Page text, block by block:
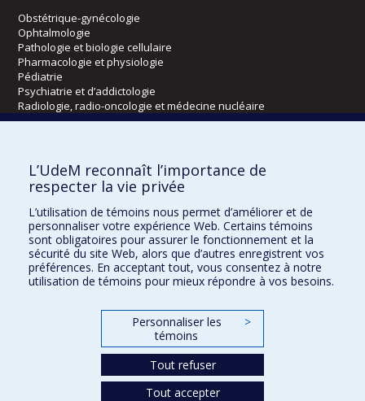
Obstétrique-gynécologie
Ophtalmologie
Pathologie et biologie cellulaire
Pharmacologie et physiologie
Pédiatrie
Psychiatrie et d’addictologie
Radiologie, radio-oncologie et médecine nucléaire
Écoles
Kinésiologie et des sciences de l’activité physique
Orthophonie et audiologie
Réadaptation
Directions
DPC
CPASS
L’UdeM reconnaît l’importance de
respecter la vie privée
L’utilisation de témoins nous permet d’améliorer et de
personnaliser votre expérience Web. Certains témoins
sont obligatoires pour assurer le fonctionnement et la
sécurité du site Web, alors que d’autres enregistrent vos
préférences. En acceptant tout, vous consentez à notre
utilisation de témoins pour mieux répondre à vos besoins.
Personnaliser les
témoins
>
Tout refuser
Tout accepter